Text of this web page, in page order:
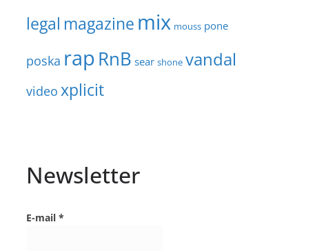
legal magazine mix mouss pone
poska rap RnB sear shone vandal
video xplicit
Newsletter
E-mail *